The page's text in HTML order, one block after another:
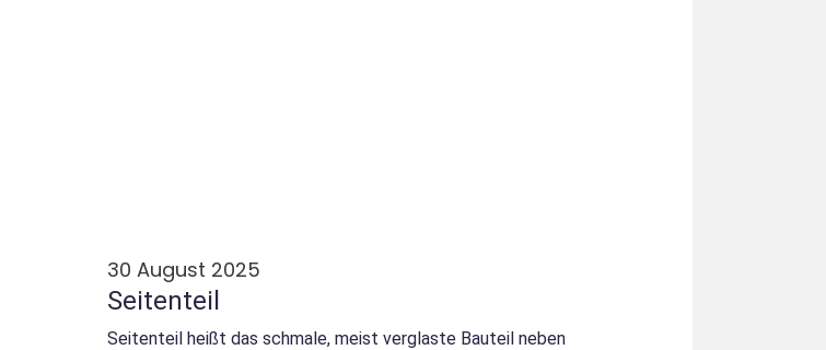
30 August 2025
Seitenteil
Seitenteil heißt das schmale, meist verglaste Bauteil neben